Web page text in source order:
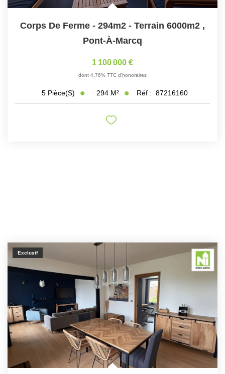
Corps De Ferme - 294m2 - Terrain 6000m2 ,
Pont-À-Marcq
1 100 000 €
dont 4,76% TTC d'honoraires
5 Pièce(s) 294 M² Réf : 87216160
Exclusif